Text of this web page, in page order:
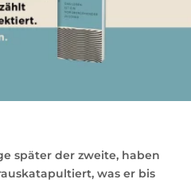
später der zweite, haben
was er bis